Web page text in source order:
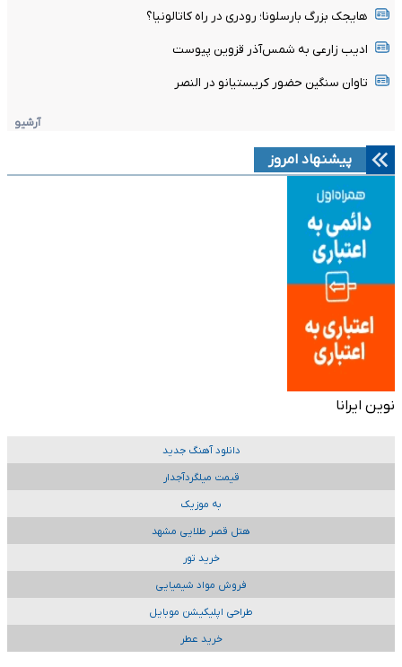
هایجک بزرگ بارسلونا؛ رودری در راه کاتالونیا؟
ادیب زارعی به شمس‌آذر قزوین پیوست
تاوان سنگین حضور کریستیانو در النصر
آرشیو
پیشنهاد امروز
نوین ایرانا
دانلود آهنگ جدید
قیمت میلگردآجدار
به موزیک
هتل قصر طلایی مشهد
خرید تور
فروش مواد شیمیایی
طراحی اپلیکیشن موبایل
خرید عطر